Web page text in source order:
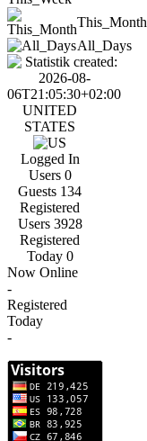
This_Month
All_Days
UNITED
STATES
Logged In
Users 0
Guests 134
Registered
Users 3928
Registered
Today 0
Now Online
-
Registered
Today
-